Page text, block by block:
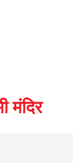
मंदिर